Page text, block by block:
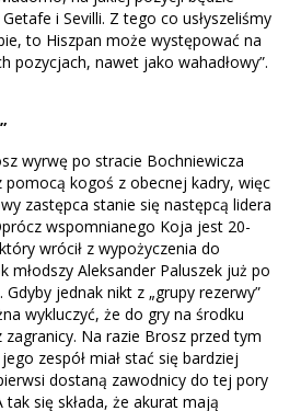
i Sevilli. Z tego co usłyszeliśmy
to Hiszpan może występować na
pozycjach, nawet jako wahadłowy”.
wyrwę po stracie Bochniewicza
pomocą kogoś z obecnej kadry, więc
zastępca stanie się następcą lidera
wspomnianego Koja jest 20-
wrócił z wypożyczenia do
młodszy Aleksander Paluszek już po
jednak nikt z „grupy rezerwy”
wykluczyć, że do gry na środku
Na razie Brosz przed tym
zespół miał stać się bardziej
dostaną zawodnicy do tej pory
się składa, że akurat mają